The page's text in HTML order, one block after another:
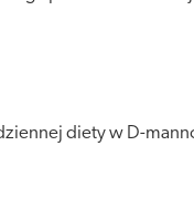
diety w D-